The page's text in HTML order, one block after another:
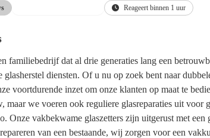
Reageert binnen 1 uur
familiebedrijf dat al drie generaties lang een
glasherstel diensten. Of u nu op zoek bent naar
voortdurende inzet om onze klanten op maat te
maar we voeren ook reguliere glasreparaties uit
Onze vakbekwame glaszetters zijn uitgerust met
van een bestaande, wij zorgen voor een